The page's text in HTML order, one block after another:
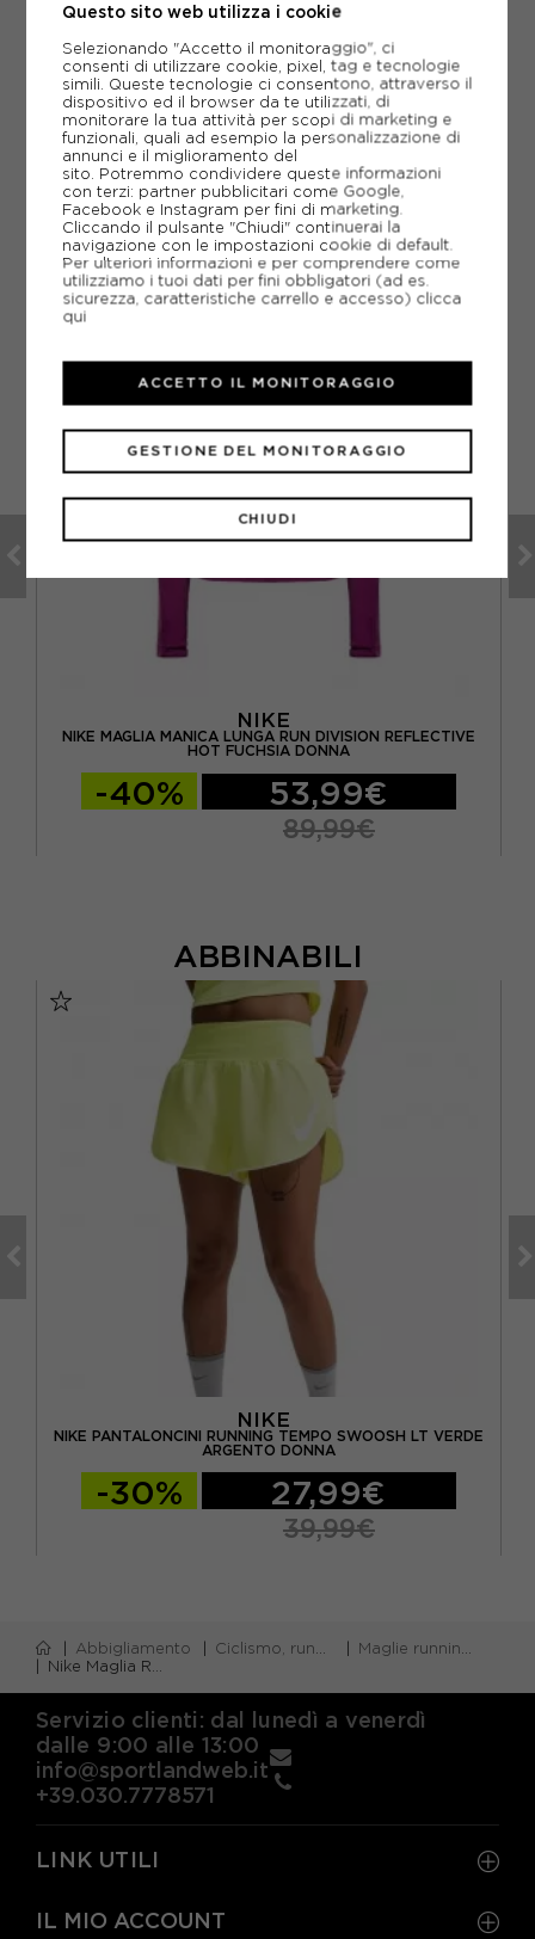
PIÙ INFORMAZIONI
SCHEDA TECNICA
GUIDA ALLE TAGLIE
CONSIGLIATI DA NOI
NIKE
NIKE MAGLIA MANICA LUNGA RUN DIVISION REFLECTIVE
HOT FUCHSIA DONNA
-40% 53,99€
89,99€
ABBINABILI
NIKE
NIKE PANTALONCINI RUNNING TEMPO SWOOSH LT VERDE
ARGENTO DONNA
-30% 27,99€
39,99€
Abbigliamento Ciclismo, running e piscina
Maglie running m/lunga
Nike Maglia Running Tempo Flash Viola Argento Donna
Servizio clienti: dal lunedì a venerdì
dalle 9:00 alle 13:00
info@sportlandweb.it
+39.030.7778571
LINK UTILI
IL MIO ACCOUNT
Questo sito web utilizza i cookie
Selezionando "Accetto il monitoraggio", ci
consenti di utilizzare cookie, pixel, tag e tecnologie
simili. Queste tecnologie ci consentono, attraverso il
dispositivo ed il browser da te utilizzati, di
monitorare la tua attività per scopi di marketing e
funzionali, quali ad esempio la personalizzazione di
annunci e il miglioramento del
sito. Potremmo condividere queste informazioni
con terzi: partner pubblicitari come Google,
Facebook e Instagram per fini di marketing.
Cliccando il pulsante "Chiudi" continuerai la
navigazione con le impostazioni cookie di default.
Per ulteriori informazioni e per comprendere come
utilizziamo i tuoi dati per fini obbligatori (ad es.
sicurezza, caratteristiche carrello e accesso) clicca
qui
CHIUDI
GESTIONE DEL MONITORAGGIO
ACCETTO IL MONITORAGGIO